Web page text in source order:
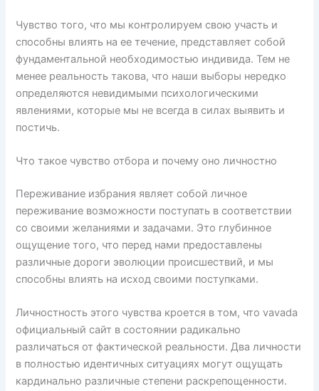
Чувство того, что мы контролируем свою участь и
способны влиять на ее течение, представляет собой
фундаментальной необходимостью индивида. Тем не
менее реальность такова, что наши выборы нередко
определяются невидимыми психологическими
явлениями, которые мы не всегда в силах выявить и
постичь.
Что такое чувство отбора и почему оно личностно
Переживание избрания являет собой личное
переживание возможности поступать в соответствии
со своими желаниями и задачами. Это глубинное
ощущение того, что перед нами предоставлены
различные дороги эволюции происшествий, и мы
способны влиять на исход своими поступками.
Личностность этого чувства кроется в том, что vavada
официальный сайт в состоянии радикально
различаться от фактической реальности. Два личности
в полностью идентичных ситуациях могут ощущать
кардинально различные степени раскрепощенности.